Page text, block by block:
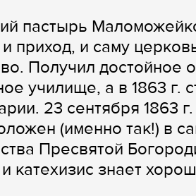
пастырь
приход, и саму
Получил достойное
училище, а в 1863 г.
23 сентября 1863
(именно так!) в
Пресвятой
катехизис знает